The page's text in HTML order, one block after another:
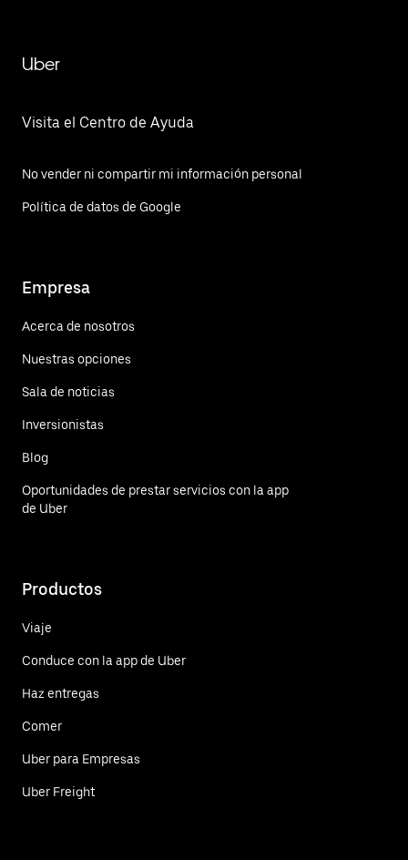
Uber
Visita el Centro de Ayuda
No vender ni compartir mi información personal
Política de datos de Google
Empresa
Acerca de nosotros
Nuestras opciones
Sala de noticias
Inversionistas
Blog
Oportunidades de prestar servicios con la app
de Uber
Productos
Viaje
Conduce con la app de Uber
Haz entregas
Comer
Uber para Empresas
Uber Freight